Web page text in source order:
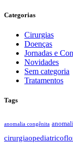
Categorias
Cirurgias
Doenças
Jornadas e
Novidades
Sem categoria
Tratamentos
Tags
anomalia congênita